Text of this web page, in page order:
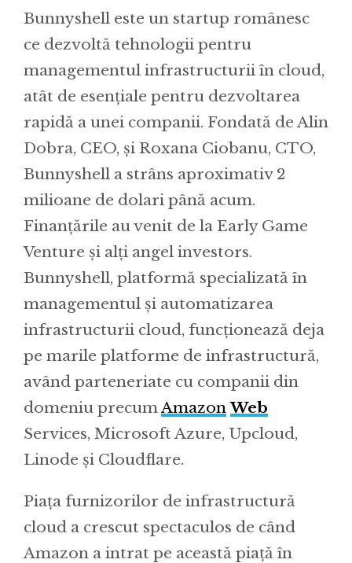
Bunnyshell este un startup românesc
ce dezvoltă tehnologii pentru
managementul infrastructurii în cloud,
atât de esențiale pentru dezvoltarea
rapidă a unei companii. Fondată de Alin
Dobra, CEO, și Roxana Ciobanu, CTO,
Bunnyshell a strâns aproximativ 2
milioane de dolari până acum.
Finanțările au venit de la Early Game
Venture și alți angel investors.
Bunnyshell, platformă specializată în
managementul și automatizarea
infrastructurii cloud, funcționează deja
pe marile platforme de infrastructură,
având parteneriate cu companii din
domeniu precum Amazon Web
Services, Microsoft Azure, Upcloud,
Linode și Cloudflare.
Piața furnizorilor de infrastructură
cloud a crescut spectaculos de când
Amazon a intrat pe această piaţă în